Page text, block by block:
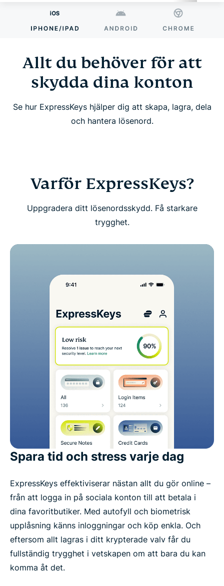
Allt du behöver för att skydda dina konton
Varför ExpressKeys?
Smarta funktioner, enkelt att använda
Kom igång med ExpressKeys
Vanliga frågor: Om ExpressKeys
Få en riskfri provperiod av ExpressKeys som ny
Allt du behöver för att
skydda dina konton
Se hur ExpressKeys hjälper dig att skapa, lagra, dela
och hantera lösenord.
Varför ExpressKeys?
Uppgradera ditt lösenordsskydd. Få starkare
trygghet.
Spara tid och stress varje dag
ExpressKeys effektiviserar nästan allt du gör online –
från att logga in på sociala konton till att betala i
dina favoritbutiker. Med autofyll och biometrisk
upplåsning känns inloggningar och köp enkla. Och
eftersom allt lagras i ditt krypterade valv får du
fullständig trygghet i vetskapen om att bara du kan
komma åt det.